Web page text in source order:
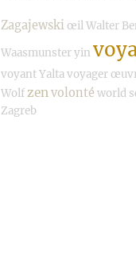
Zagajewski œilWalter
Waasmunsteryin
voyantYaltavoyager
Wolfzenvolonté world
Zagreb